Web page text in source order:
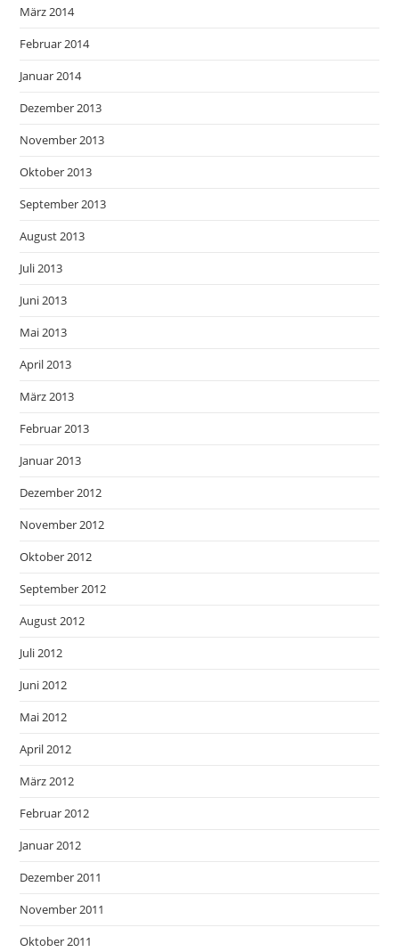
März 2014
Februar 2014
Januar 2014
Dezember 2013
November 2013
Oktober 2013
September 2013
August 2013
Juli 2013
Juni 2013
Mai 2013
April 2013
März 2013
Februar 2013
Januar 2013
Dezember 2012
November 2012
Oktober 2012
September 2012
August 2012
Juli 2012
Juni 2012
Mai 2012
April 2012
März 2012
Februar 2012
Januar 2012
Dezember 2011
November 2011
Oktober 2011